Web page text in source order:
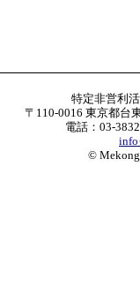
特定非営利
〒110-0016 東京都台
電話：03-
info
© Mekong